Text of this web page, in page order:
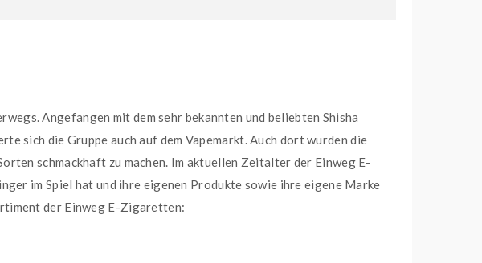
Angefangen mit dem sehr bekannten und beliebten Shisha
sich die Gruppe auch auf dem Vapemarkt. Auch dort wurden die
schmackhaft zu machen. Im aktuellen Zeitalter der Einweg E-
im Spiel hat und ihre eigenen Produkte sowie ihre eigene Marke
der Einweg E-Zigaretten: